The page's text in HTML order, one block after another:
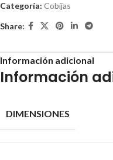
Categoría: Cobijas
Share:
Información adicional
Información
DIMENSIONES